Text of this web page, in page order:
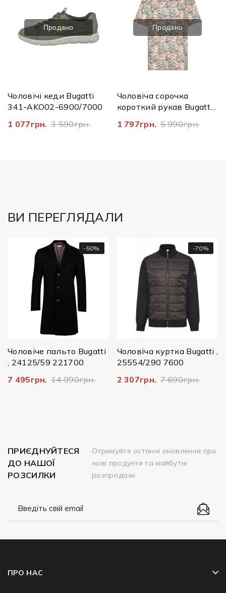
Продано
Чоловічі кеди Bugatti
341-AKO02-6900/7000
1 077грн. 3 590грн.
Продано
Чоловіча сорочка
короткий рукав Bugatti
1 797грн. 5 990грн.
ВИ ПЕРЕГЛЯДАЛИ
-50%
Чоловіче пальто Bugatti
, 24125/59 221700
7 495грн. 14 990грн.
-70%
Чоловіча куртка Bugatti ,
25554/290 7600
2 307грн. 7 690грн.
ПРИЄДНУЙТЕСЯ
ДО НАШОЇ
РОЗСИЛКИ
Отримуйте останні оновлення про
нові продукти та майбутні
розпродажі
ПРО НАС